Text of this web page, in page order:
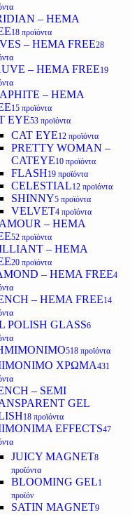
– HEMA
18 προϊόντα
– HEMA FREE28
– HEMA FREE19
– HEMA
15 προϊόντα
EYE53 προϊόντα
CAT EYE12 προϊόντα
PRETTY WOMAN –
CATEYE10 προϊόντα
FLASH19 προϊόντα
CELESTIAL12 προϊόντα
SHINNY5 προϊόντα
VELVET4 προϊόντα
– HEMA
52 προϊόντα
– HEMA
20 προϊόντα
– HEMA FREE4
– HEMA FREE14
POLISH GLASS6
518 προϊόντα
ΧΡΩΜΑ431
– SEMI
GEL
18 προϊόντα
EFFECTS47
JUICY MAGNET8
προϊόντα
BLOOMING GEL1
προϊόν
SATIN MAGNET9